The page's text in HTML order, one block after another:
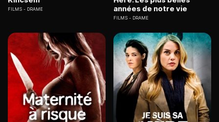
FILMS DRAME
années de notre vie
FILMS DRAME